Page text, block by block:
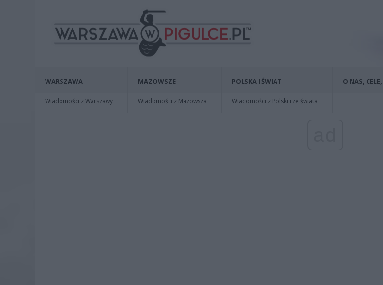
WARSZAWA
Wiadomości z Warszawy
MAZOWSZE
Wiadomości z Mazowsza
POLSKA I ŚWIAT
Wiadomości z Polski i ze świata
O NAS,